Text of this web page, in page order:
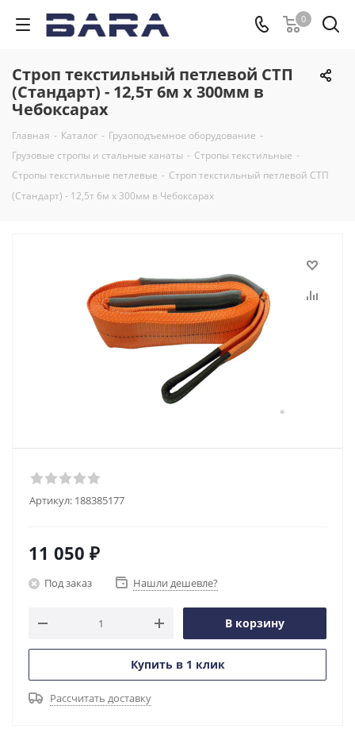
0
Строп текстильный петлевой СТП
(Стандарт) - 12,5т 6м х 300мм в
Чебоксарах
Главная - Каталог - Грузоподъемное оборудование -
Грузовые стропы и стальные канаты - Стропы текстильные -
Стропы текстильные петлевые - Строп текстильный петлевой СТП
(Стандарт) - 12,5т 6м х 300мм в Чебоксарах
Артикул: 188385177
11 050 ₽
Под заказ Нашли дешевле?
В корзину
Купить в 1 клик
Рассчитать доставку